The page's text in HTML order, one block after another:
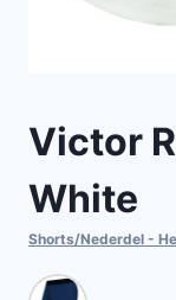
Victor
White
Shorts/Nederdel -